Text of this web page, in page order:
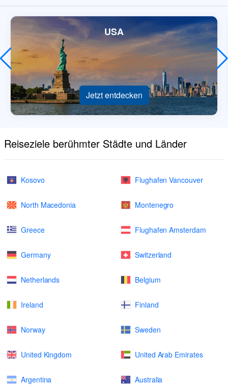
USA
Jetzt entdecken
Reiseziele berühmter Städte und Länder
Kosovo Flughafen Vancouver
North Macedonia Montenegro
Greece Flughafen Amsterdam
Germany Switzerland
Netherlands Belgium
Ireland Finland
Norway Sweden
United Kingdom United Arab Emirates
Argentina Australia